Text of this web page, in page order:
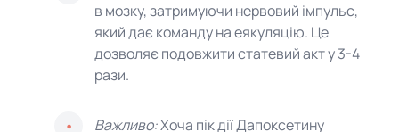
в мозку, затримуючи нервовий імпульс,
який дає команду на еякуляцію. Це
дозволяє подовжити статевий акт у 3-4
рази.
Важливо:Хоча пік дії Дапоксетину